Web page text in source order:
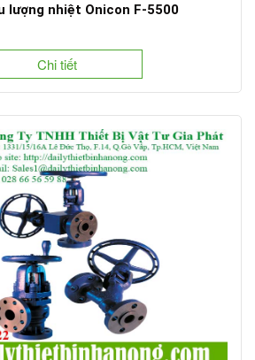
lượng nhiệt Onicon F-5500
Chi tiết